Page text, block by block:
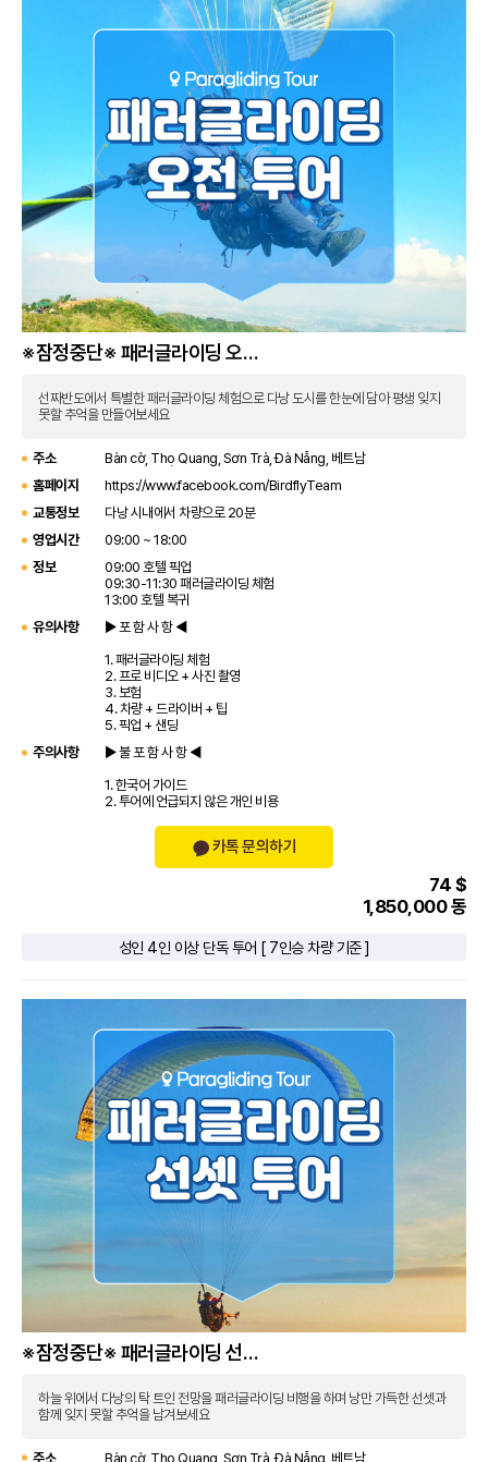
※잠정중단※ 패러글라이딩 오전
선짜반도에서 특별한 패러글라이딩 체험으로 다낭 도시를 한눈에 담아 평생 잊지
못할 추억을 만들어보세요
주소
Bàn cờ, Thọ Quang, Sơn Trà, Đà Nẵng, 베트남
홈페이지
https://www.facebook.com/BirdflyTeam
교통정보
다낭 시내에서 차량으로 20분
영업시간
09:00 ~ 18:00
정보
09:00 호텔 픽업
09:30-11:30 패러글라이딩 체험
13:00 호텔 복귀
유의사항
▶ 포 함 사 항 ◀
1. 패러글라이딩 체험
2. 프로 비디오 + 사진 촬영
3. 보험
4. 차량 + 드라이버 + 팁
5. 픽업 + 샌딩
주의사항
▶ 불 포 함 사 항 ◀
1. 한국어 가이드
2. 투어에 언급되지 않은 개인 비용
카톡 문의하기
74 $
1,850,000 동
성인 4인 이상 단독 투어 [ 7인승 차량 기준 ]
※잠정중단※ 패러글라이딩 선셋
하늘 위에서 다낭의 탁 트인 전망을 패러글라이딩 비행을 하며 낭만 가득한 선셋과
함께 잊지 못할 추억을 남겨보세요
주소 Bàn cờ, Thọ Quang, Sơn Trà, Đà Nẵng, 베트남